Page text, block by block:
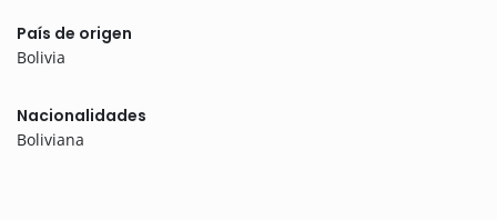
País de origen
Bolivia
Nacionalidades
Boliviana